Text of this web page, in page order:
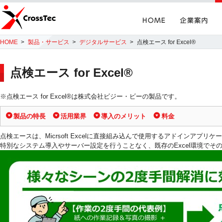
CrossTec
HOME 製品・サービス デジタルサービス 点検エース for Excel®
点検エース for Excel®
※点検エース for Excel®は株式会社ビジー・ビーの製品です。
製品の特長 活用業界 導入のメリット 料金
点検エースは、Micrsoft Excelに直接組み込んで使用するアドインアプリケ
特別なシステム導入やサーバー設定を行うことなく、既存のExcel環境でそ